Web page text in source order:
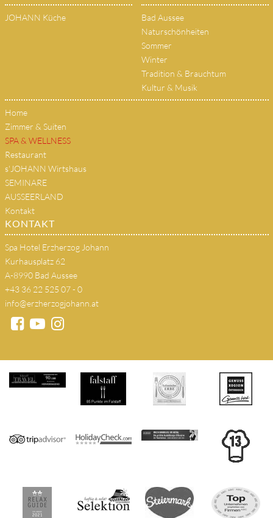
JOHANN Küche
Bad Aussee
Naturschönheiten
Sommer
Winter
Tradition & Brauchtum
Kultur & Musik
Home
Zimmer & Suiten
SPA & WELLNESS
Restaurant
s'JOHANN Wirtshaus
SEMINARE
AUSSEERLAND
Kontakt
KONTAKT
Spa Hotel Erzherzog Johann
Kurhausplatz 62
A-8990 Bad Aussee
+43 36 22 525 07 - 0
info@erzherzogjohann.at